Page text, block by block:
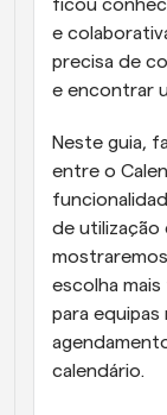
ficou
e
precisa de
e encontrar
Neste guia,
entre o
de utilização
escolha
para
calendário.